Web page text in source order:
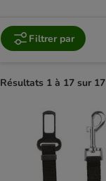
Filtrer par
Résultats 1 à 17 sur 17